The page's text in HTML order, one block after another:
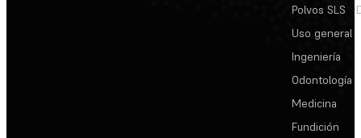
Polvos SLS
Uso general
Ingeniería
Odontología
Medicina
Fundición